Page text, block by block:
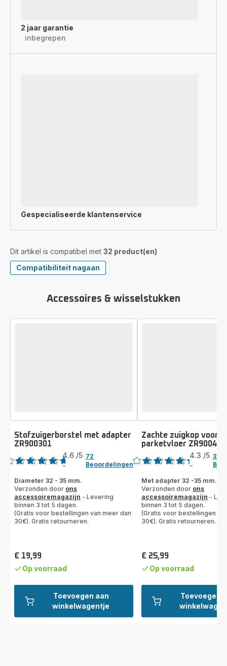
2 jaar garantie
inbegrepen
Gespecialiseerde klantenservice
Dit artikel is compatibel met 32 product(en)
Compatibiliteit nagaan
Accessoires & wisselstukken
Toevoegen aan
winkelwagentje
Stofzuigerborstel met adapter
ZR900301
Beoordeling
4.6 /5
-
72
Beoordelingen
Diameter 32 - 35 mm.
Verzonden door ons
accessoiremagazijn - Levering
binnen 3 tot 5 dagen.
(Gratis voor bestellingen van meer dan
30€). Gratis retourneren.
Prijs
€ 19,99
Op voorraad
Toevoegen
Zachte zuigkop voor
parketvloer ZR900401
Beoordeling
4.3 /5
-
33
Met adapter 32 -35 mm.
Verzonden door ons
accessoiremagazijn -
binnen 3 tot 5 dagen.
(Gratis voor bestellingen
30€). Gratis retourneren.
Prijs
€ 25,99
Op voorraad